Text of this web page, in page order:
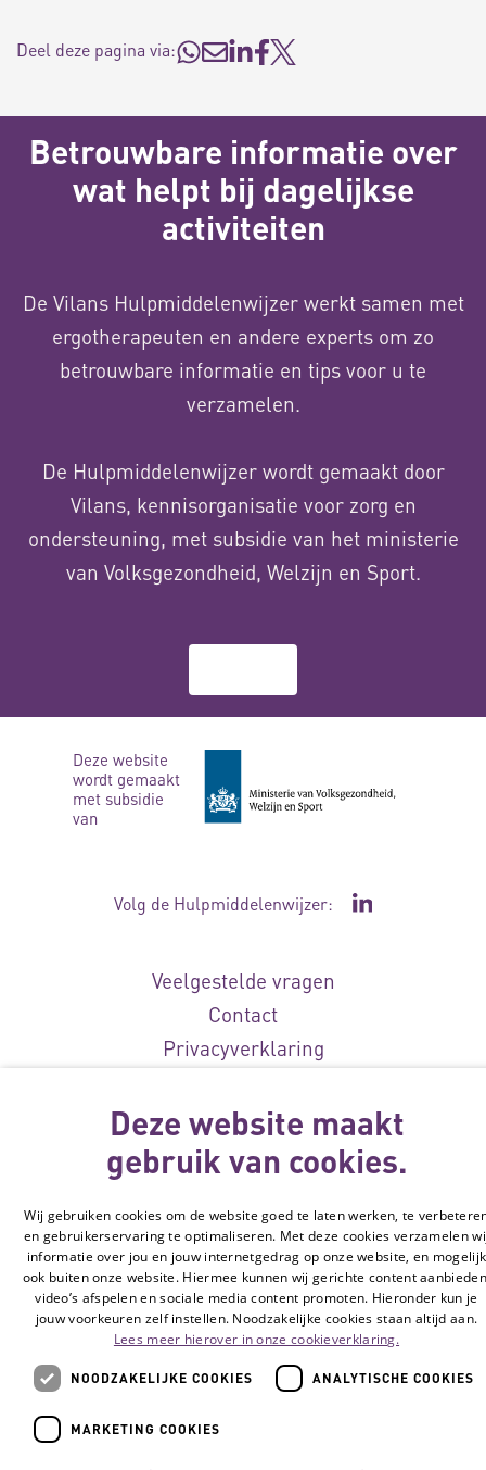
Deel deze pagina via:
Betrouwbare informatie over
wat helpt bij dagelijkse
activiteiten
De Vilans Hulpmiddelenwijzer werkt samen met
ergotherapeuten en andere experts om zo
betrouwbare informatie en tips voor u te
verzamelen.
De Hulpmiddelenwijzer wordt gemaakt door
Vilans, kennisorganisatie voor zorg en
ondersteuning, met subsidie van het ministerie
van Volksgezondheid, Welzijn en Sport.
Deze website
wordt gemaakt
met subsidie
van
Volg de Hulpmiddelenwijzer: Ga naar de
Veelgestelde vragen
Contact
Privacyverklaring
Disclaimer
Cookie-instellingen
Deze website maakt
gebruik van cookies.
Wij gebruiken cookies om de website goed te laten werken, te
en gebruikerservaring te optimaliseren. Met deze cookies verzamelen
informatie over jou en jouw internetgedrag op onze website, en mogelijk
ook buiten onze website. Hiermee kunnen wij gerichte content
video’s afspelen en sociale media content promoten. Hieronder kun je
jouw voorkeuren zelf instellen. Noodzakelijke cookies staan altijd aan.
Lees meer hierover in onze cookieverklaring.
NOODZAKELIJKE COOKIES ANALYTISCHE COOKIES
MARKETING COOKIES